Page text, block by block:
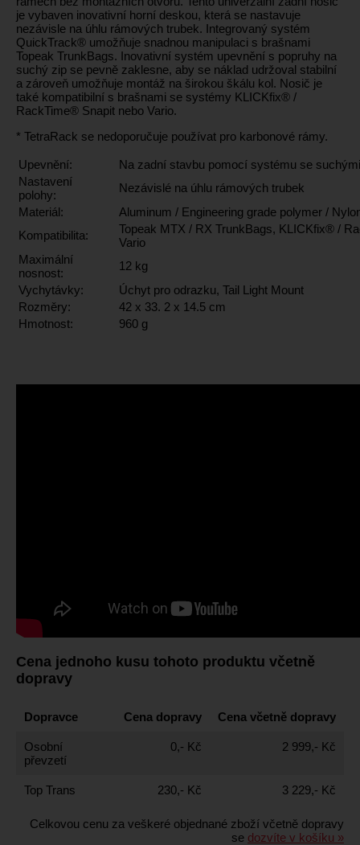
je vybaven inovativní horní deskou, která se nastavuje
nezávisle na úhlu rámových trubek. Integrovaný systém
QuickTrack® umožňuje snadnou manipulaci s brašnami
Topeak TrunkBags. Inovativní systém upevnění s popruhy na
suchý zip se pevně zaklesne, aby se náklad udržoval stabilní
a zároveň umožňuje montáž na širokou škálu kol. Nosič je
také kompatibilní s brašnami se systémy KLICKfix® /
RackTime® Snapit nebo Vario.
* TetraRack se nedoporučuje používat pro karbonové rámy.
Upevnění:
Na zadní stavbu pomocí systému se
Nastavení
polohy:
Nezávislé na úhlu rámových trubek
Materiál:
Aluminum / Engineering grade polymer /
Kompatibilita:
Topeak MTX / RX TrunkBags, KLICKfix® /
Vario
Maximální
nosnost:
12 kg
Vychytávky:
Úchyt pro odrazku, Tail Light Mount
Rozměry:
42 x 33. 2 x 14.5 cm
Hmotnost:
960 g
Cena jednoho kusu tohoto produktu včetně
dopravy
Dopravce Cena dopravy Cena včetně dopravy
Osobní
převzetí
0,- Kč 2 999,- Kč
Top Trans 230,- Kč 3 229,- Kč
Celkovou cenu za veškeré objednané zboží včetně dopravy
se dozvíte v košíku »